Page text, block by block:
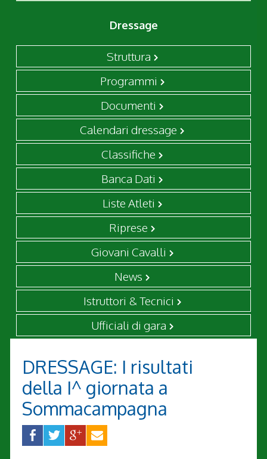
Dressage
Struttura
Programmi
Documenti
Calendari dressage
Classifiche
Banca Dati
Liste Atleti
Riprese
Giovani Cavalli
News
Istruttori & Tecnici
Ufficiali di gara
DRESSAGE: I risultati
della I^ giornata a
Sommacampagna